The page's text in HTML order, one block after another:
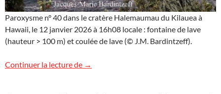
Paroxysme n° 40 dans le cratère Halemaumau du Kilauea à
Hawaii, le 12 janvier 2026 à 16h08 locale : fontaine de lave
(hauteur > 100 m) et coulée de lave (© J.M. Bardintzeff).
Continuer la lecture de Images d’Hawaii (17)
→